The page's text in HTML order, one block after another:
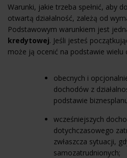
Warunki, jakie trzeba spełnić, aby
otwartą działalność, zależą od
Podstawowym warunkiem jest
kredytowej. Jeśli jesteś
może ją ocenić na podstawie wielu
obecnych i
dochodów z
podstawie
wcześniejszych
dotychczasowego
zwłaszcza sytuacji,
samozatrudnionych;